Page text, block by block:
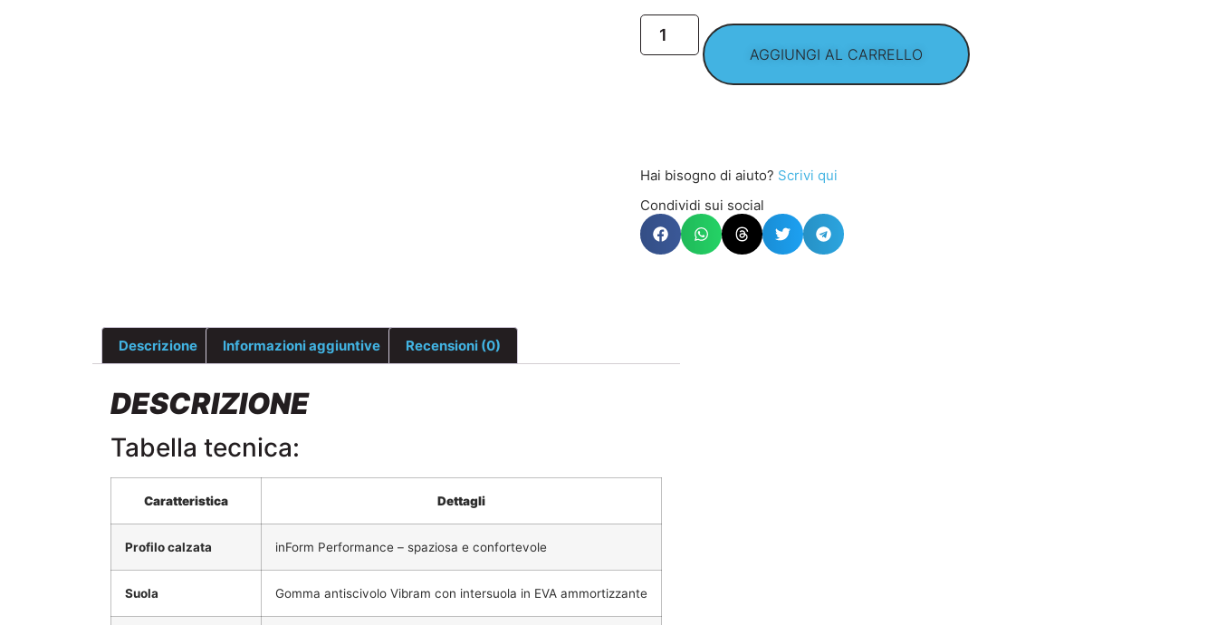
AGGIUNGI AL CARRELLO
Hai bisogno di aiuto? Scrivi qui
Condividi sui social
Descrizione Informazioni aggiuntive Recensioni (0)
DESCRIZIONE
Tabella tecnica:
Caratteristica Dettagli
Profilo calzata inForm Performance – spaziosa e confortevole
Suola Gomma antiscivolo Vibram con intersuola in EVA ammortizzante